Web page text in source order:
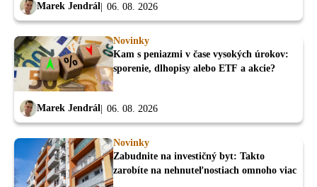
Marek Jendrál 06. 08. 2026
Novinky
Kam s peniazmi v čase vysokých úrokov:
sporenie, dlhopisy alebo ETF a akcie?
Marek Jendrál 06. 08. 2026
Novinky
Zabudnite na investičný byt: Takto
zarobíte na nehnuteľnostiach omnoho viac